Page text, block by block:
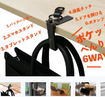
テクノロジー・ガ
映像・映画
ビジネス・起業